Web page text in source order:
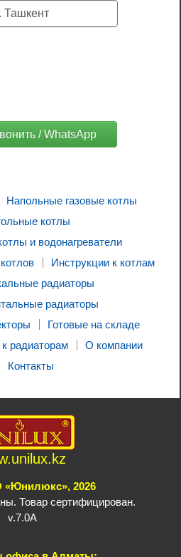
Ташкент
/ WhatsApp
Напольные газовые котлы
котлы
и водонагреватели
Инструкции к котлам
радиаторы
радиаторы
Готовые на складе
радиаторам
О компании
Контакты
2026
Товар сертифицирован.
v.7.0A